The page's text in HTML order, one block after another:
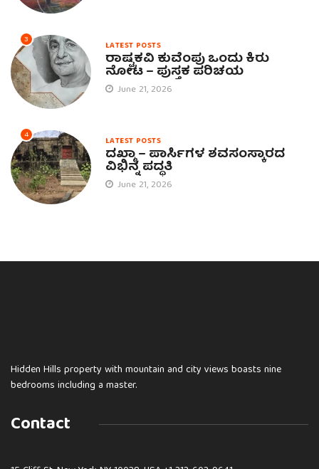
3 LATEST POSTS
ರಾಷ್ಟ್ರಕವಿ ಕುವೆಂಪು ಒಂದು ಕಿರು
ನೋಟ – ಪುಸ್ತಕ ಪರಿಚಯ
June 21, 2026
4 LATEST POSTS
ದಖ್ಮಾ – ಪಾರ್ಸಿಗಳ ಶವಸಂಸ್ಕಾರದ
ವಿಭಿನ್ನ ಪದ್ಧತಿ
June 21, 2026
Hidden Hills property with mountain and city views boasts nine
bedrooms including a master.
Contact